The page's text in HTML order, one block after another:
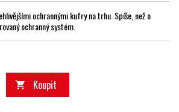
ochrannými kufry na trhu. Spíše, než o
ochranný systém.
 Koupit